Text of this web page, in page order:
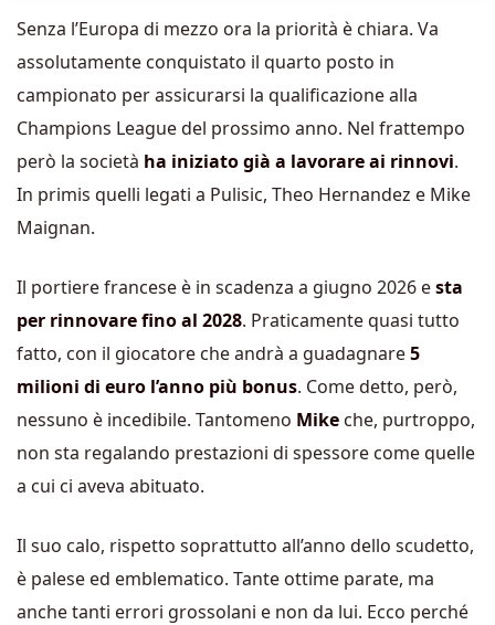
Senza l’Europa di mezzo ora la priorità è chiara. Va
assolutamente conquistato il quarto posto in
campionato per assicurarsi la qualificazione alla
Champions League del prossimo anno. Nel frattempo
però la società ha iniziato già a lavorare ai rinnovi.
In primis quelli legati a Pulisic, Theo Hernandez e Mike
Maignan.
Il portiere francese è in scadenza a giugno 2026 esta
per rinnovare fino al 2028. Praticamente quasi tutto
fatto, con il giocatore che andrà a guadagnare5
milioni di euro l’anno più bonus. Come detto, però,
nessuno è incedibile. Tantomeno Mike che, purtroppo,
non sta regalando prestazioni di spessore come quelle
a cui ci aveva abituato.
Il suo calo, rispetto soprattutto all’anno dello scudetto,
è palese ed emblematico. Tante ottime parate, ma
anche tanti errori grossolani e non da lui. Ecco perché